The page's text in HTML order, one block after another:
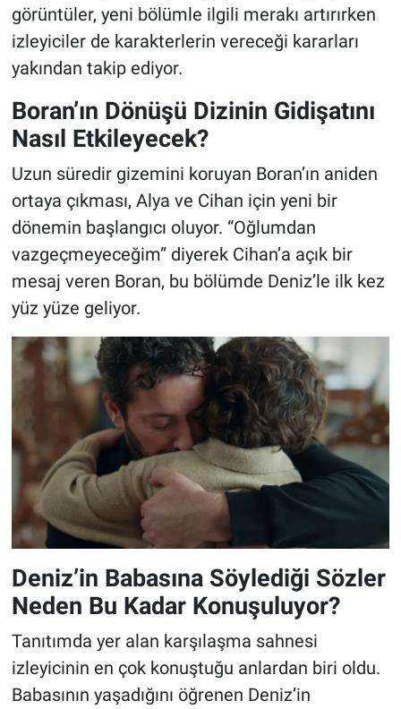
görüntüler, yeni bölümle ilgili merakı artırırken
izleyiciler de karakterlerin vereceği kararları
yakından takip ediyor.
Boran’ın Dönüşü Dizinin Gidişatını
Nasıl Etkileyecek?
Uzun süredir gizemini koruyan Boran’ın aniden
ortaya çıkması, Alya ve Cihan için yeni bir
dönemin başlangıcı oluyor. “Oğlumdan
vazgeçmeyeceğim” diyerek Cihan’a açık bir
mesaj veren Boran, bu bölümde Deniz’le ilk kez
yüz yüze geliyor.
Deniz’in Babasına Söylediği Sözler
Neden Bu Kadar Konuşuluyor?
Tanıtımda yer alan karşılaşma sahnesi
izleyicinin en çok konuştuğu anlardan biri oldu.
Babasının yaşadığını öğrenen Deniz’in